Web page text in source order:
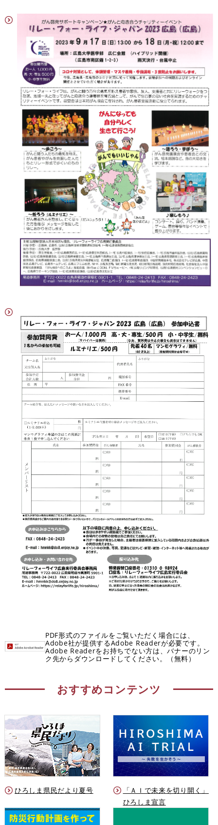
PDF形式のファイルをご覧いただく場合には、
Adobe社が提供するAdobe Readerが必要です。
Adobe Readerをお持ちでない方は、バナーのリン
ク先からダウンロードしてください。（無料）
おすすめコンテンツ
ひろしま県民だより夏号
「ＡＩで未来を切り開く」
ひろしま宣言